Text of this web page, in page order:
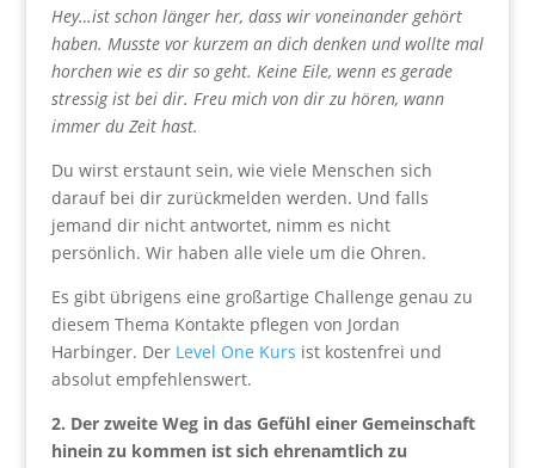
Hey…ist schon länger her, dass wir voneinander gehört
haben. Musste vor kurzem an dich denken und wollte mal
horchen wie es dir so geht. Keine Eile, wenn es gerade
stressig ist bei dir. Freu mich von dir zu hören, wann
immer du Zeit hast.
Du wirst erstaunt sein, wie viele Menschen sich
darauf bei dir zurückmelden werden. Und falls
jemand dir nicht antwortet, nimm es nicht
persönlich. Wir haben alle viele um die Ohren.
Es gibt übrigens eine großartige Challenge genau zu
diesem Thema Kontakte pflegen von Jordan
Harbinger. Der Level One Kurs ist kostenfrei und
absolut empfehlenswert.
2. Der zweite Weg in das Gefühl einer Gemeinschaft
hinein zu kommen ist sich ehrenamtlich zu